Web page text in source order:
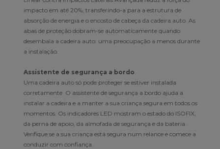
impacto em até 20%, transferindo-a para a estrutura de
absorção de energia e o encosto de cabeça da cadeira auto. As
abas de proteção dobram-se automaticamente quando
desembala a cadeira auto: uma preocupação a menos durante
a instalação.
Assistente de segurança a bordo
Uma cadeira auto só pode proteger se estiver instalada
corretamente. O assistente de segurança a bordo ajuda a
instalar a cadeira e a manter a sua criança segura em todos os
momentos. Os indicadores LED mostram o estado do ISOFIX,
da perna de apoio, da almofada de segurança e da bateria.
Verifique se a sua criança está segura num relance e comece a
conduzir com confiança.